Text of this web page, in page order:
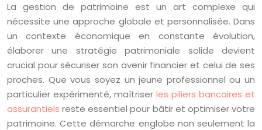
La gestion de patrimoine est un art complexe qui
nécessite une approche globale et personnalisée. Dans
un contexte économique en constante évolution,
élaborer une stratégie patrimoniale solide devient
crucial pour sécuriser son avenir financier et celui de ses
proches. Que vous soyez un jeune professionnel ou un
particulier expérimenté, maîtriser les piliers bancaires et
assurantiels reste essentiel pour bâtir et optimiser votre
patrimoine. Cette démarche englobe non seulement la